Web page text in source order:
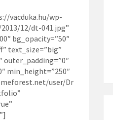
vacduka.hu/wp-
12/dt-041.jpg”
bg_opacity=”50″
text_size=”big”
outer_padding=”0″
min_height=”250″
user/Dr